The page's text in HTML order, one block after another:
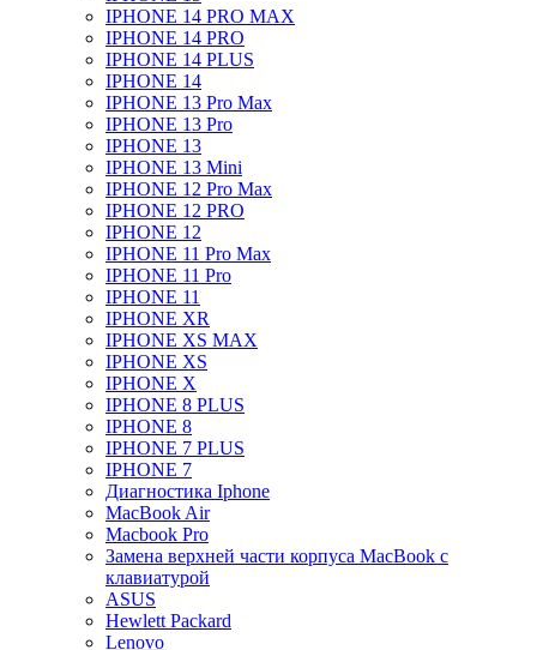
IPHONE 14 PRO MAX
IPHONE 14 PRO
IPHONE 14 PLUS
IPHONE 14
IPHONE 13 Pro Max
IPHONE 13 Pro
IPHONE 13
IPHONE 13 Mini
IPHONE 12 Pro Max
IPHONE 12 PRO
IPHONE 12
IPHONE 11 Pro Max
IPHONE 11 Pro
IPHONE 11
IPHONE XR
IPHONE XS MAX
IPHONE XS
IPHONE X
IPHONE 8 PLUS
IPHONE 8
IPHONE 7 PLUS
IPHONE 7
Диагностика Iphone
MacBook Air
Macbook Pro
Замена верхней части корпуса MacBook с
клавиатурой
ASUS
Hewlett Packard
Lenovo